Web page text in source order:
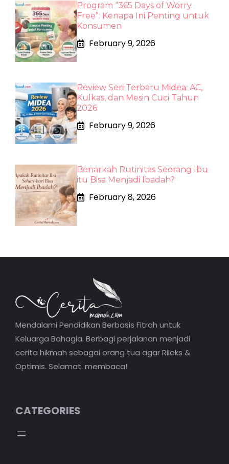
Program “365 Days of Worry
Free”: Kenapa Ini Penting untuk
Konsumen
February 9, 2026
Review Seri Terbaru Midea: AC,
Kulkas, dan Mesin Cuci Tahun
2026
February 9, 2026
Benarkah Rutinitas Seorang Ibu
itu Bisa Menjadi Ibadah?
February 8, 2026
Mendalami Pendidikan Berbasis Fitrah untuk
Keluarga Bahagia. Berbagi perjalanan menjadi
cerita hikmah sebagai orang tua agar Rileks &
Optimis. Selamat. membaca!
CATEGORIES